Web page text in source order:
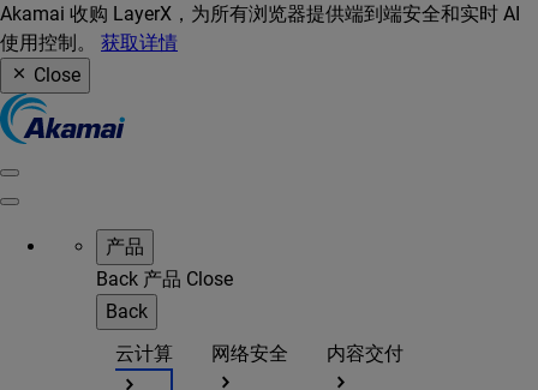
Akamai 收购 LayerX，为所有浏览器提供端到端安全和实时 AI
使用控制。 获取详情
Close
产品
Back 产品 Close
Back
云计算
网络安全 内容交付